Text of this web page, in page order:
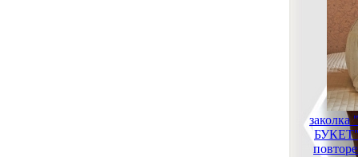
БУКЕТ"